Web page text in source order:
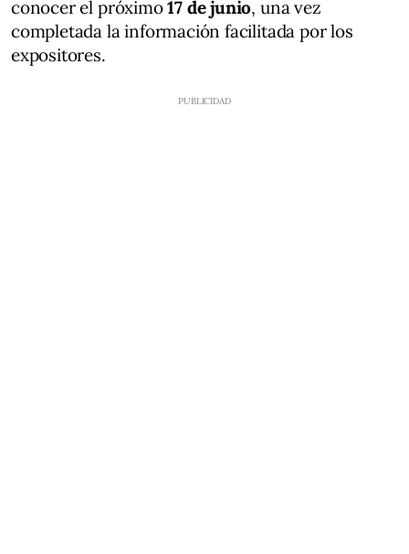
conocer el próximo17 de junio, una vez
completada la información facilitada por los
expositores.